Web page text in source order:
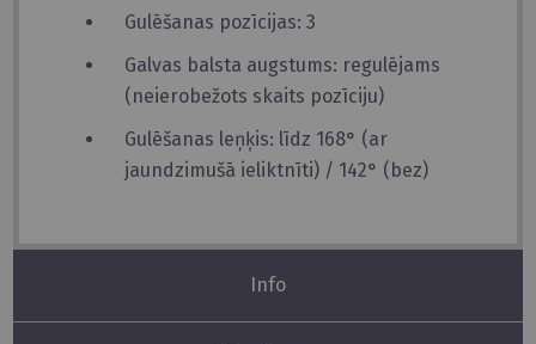
Gulēšanas pozīcijas: 3
Galvas balsta augstums: regulējams
(neierobežots skaits pozīciju)
Gulēšanas leņķis: līdz 168° (ar
jaundzimušā ieliktnīti) / 142° (bez)
Info